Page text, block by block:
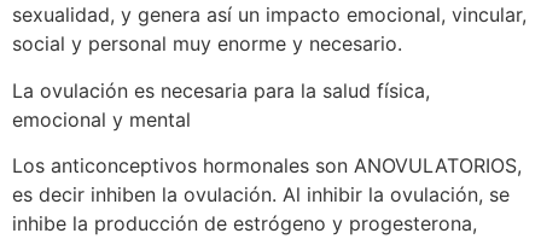
sexualidad, y genera así un impacto emocional, vincular,
social y personal muy enorme y necesario.
La ovulación es necesaria para la salud física,
emocional y mental
Los anticonceptivos hormonales son ANOVULATORIOS,
es decir inhiben la ovulación. Al inhibir la ovulación, se
inhibe la producción de estrógeno y progesterona,